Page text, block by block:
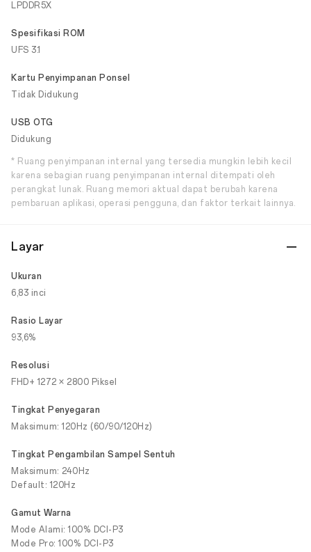
LPDDR5X
Spesifikasi ROM
UFS 3.1
Kartu Penyimpanan Ponsel
Tidak Didukung
USB OTG
Didukung
* Ruang penyimpanan internal yang tersedia mungkin lebih kecil
karena sebagian ruang penyimpanan internal ditempati oleh
perangkat lunak. Ruang memori aktual dapat berubah karena
pembaruan aplikasi, operasi pengguna, dan faktor terkait lainnya.
Layar
Ukuran
6,83 inci
Rasio Layar
93,6%
Resolusi
FHD+ 1272 × 2800 Piksel
Tingkat Penyegaran
Maksimum: 120Hz (60/90/120Hz)
Tingkat Pengambilan Sampel Sentuh
Maksimum: 240Hz
Default: 120Hz
Gamut Warna
Mode Alami: 100% DCI-P3
Mode Pro: 100% DCI-P3